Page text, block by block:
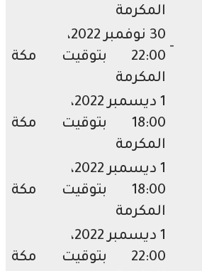
المكرمة
22:00 بتوقيت مكة
المكرمة
18:00 بتوقيت مكة
المكرمة
18:00 بتوقيت مكة
المكرمة
22:00 بتوقيت مكة